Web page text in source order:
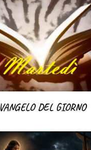
VANGELO DEL GIORNO